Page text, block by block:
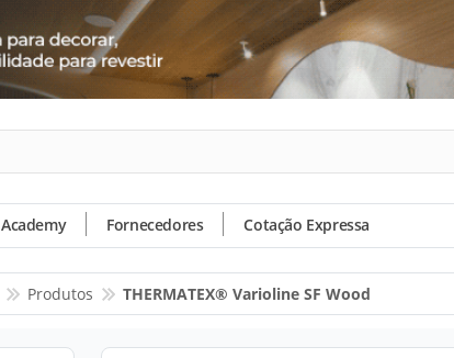
Academy Fornecedores Cotação Expressa
Produtos THERMATEX® Varioline SF Wood